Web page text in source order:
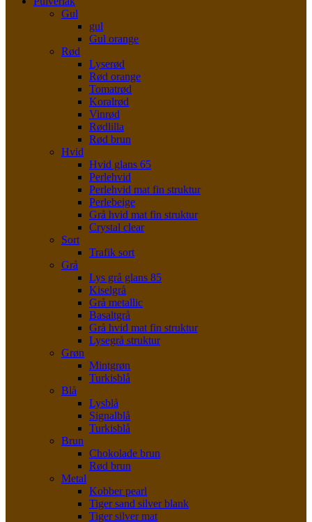
Gul
gul
Gul orange
Rød
Lyserød
Rød orange
Tomatrød
Koralrød
Vinrød
Rødlilla
Rød brun
Hvid
Hvid glans 65
Perlehvid
Perlehvid mat fin struktur
Perlebeige
Grå hvid mat fin struktur
Crystal clear
Sort
Trafik sort
Grå
Lys grå glans 85
Kiselgrå
Grå metallic
Basaltgrå
Grå hvid mat fin struktur
Lysegrå struktur
Grøn
Mintgrøn
Turkisblå
Blå
Lysblå
Signalblå
Turkisblå
Brun
Chokolade brun
Rød brun
Metal
Kobber pearl
Tiger sand silver blank
Tiger silver mat